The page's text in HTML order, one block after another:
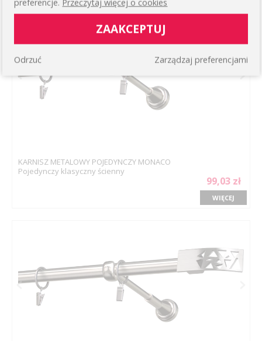
KARNISZ METALOWY POJEDYNCZY MONACO
Pojedynczy klasyczny ścienny
99,03 zł
WIĘCEJ
preferencje. Przeczytaj więcej o cookies
ZAAKCEPTUJ
Zarządzaj preferencjami
Odrzuć